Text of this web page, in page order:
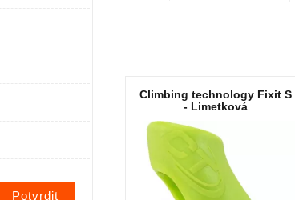
Climbing technology Fixit S
- Limetková